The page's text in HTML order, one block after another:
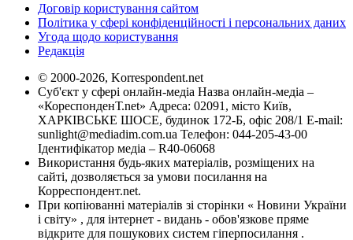
Договір користування сайтом
Політика у сфері конфіденційності і персональних даних
Угода щодо користування
Редакція
© 2000-2026, Korrespondent.net
Суб'єкт у сфері онлайн-медіа Назва онлайн-медіа –
«КореспонденТ.net» Адреса: 02091, місто Київ,
ХАРКІВСЬКЕ ШОСЕ, будинок 172-Б, офіс 208/1 E-mail:
sunlight@mediadim.com.ua Телефон: 044-205-43-00
Ідентифікатор медіа – R40-06068
Використання будь-яких матеріалів, розміщених на
сайті, дозволяється за умови посилання на
Корреспондент.net.
При копіюванні матеріалів зі сторінки « Новини України
і світу» , для інтернет - видань - обов'язкове пряме
відкрите для пошукових систем гіперпосилання .